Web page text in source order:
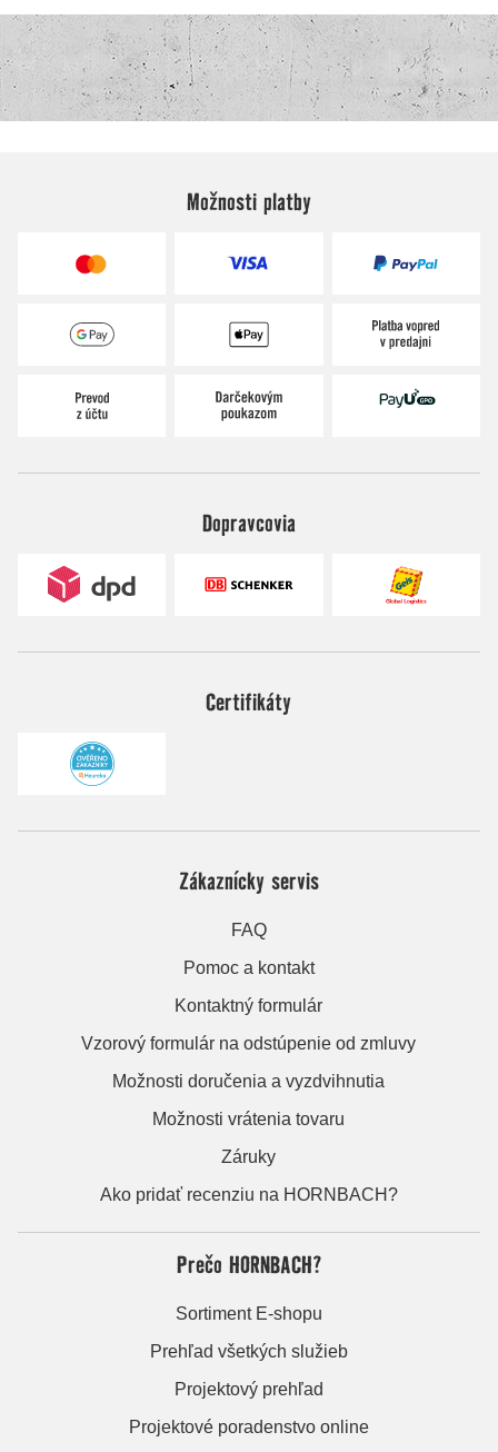
Možnosti platby
Dopravcovia
Certifikáty
Zákaznícky servis
FAQ
Pomoc a kontakt
Kontaktný formulár
Vzorový formulár na odstúpenie od zmluvy
Možnosti doručenia a vyzdvihnutia
Možnosti vrátenia tovaru
Záruky
Ako pridať recenziu na HORNBACH?
Prečo HORNBACH?
Sortiment E-shopu
Prehľad všetkých služieb
Projektový prehľad
Projektové poradenstvo online